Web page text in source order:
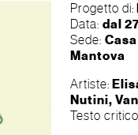
Progetto di:
Data: dal
Sede:
Mantova
Artiste:
Nutini,
Testo